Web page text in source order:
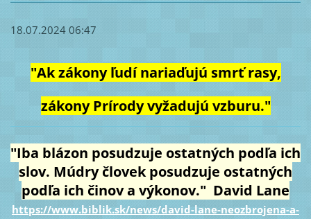
18.07.2024 06:47
"Ak zákony ľudí nariaďujú smrť rasy,
zákony Prírody vyžadujú vzburu."
"Iba blázon posudzuje ostatných podľa ich
slov. Múdry človek posudzuje ostatných
podľa ich činov a výkonov." David Lane
https://www.biblik.sk/news/david-lane-neozbrojena-a-